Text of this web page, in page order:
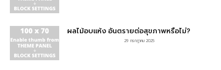
ผลไม้อบแห้ง อันตรายต่อสุขภาพหรือไม่?
29 กรกฎาคม 2025